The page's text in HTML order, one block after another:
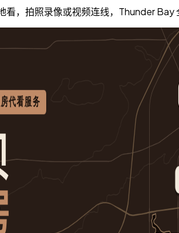
看，拍照录像或视频连线，Thunder Bay